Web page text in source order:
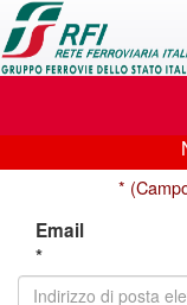
SalaBlu
Online
di
Ferroviaria
Italiana
Nuova
registrazione
*
Email
*